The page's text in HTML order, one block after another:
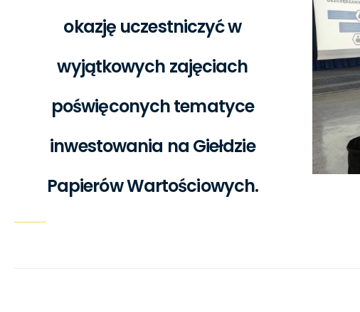
okazję uczestniczyć w
wyjątkowych zajęciach
poświęconych tematyce
inwestowania na Giełdzie
Papierów Wartościowych.